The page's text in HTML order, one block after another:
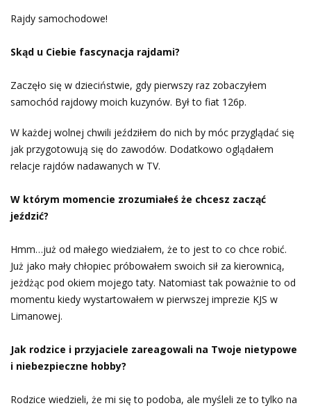
Rajdy samochodowe!
Skąd u Ciebie fascynacja rajdami?
Zaczęło się w dzieciństwie, gdy pierwszy raz zobaczyłem
samochód rajdowy moich kuzynów. Był to fiat 126p.
W każdej wolnej chwili jeździłem do nich by móc przyglądać się
jak przygotowują się do zawodów. Dodatkowo oglądałem
relacje rajdów nadawanych w TV.
W którym momencie zrozumiałeś że chcesz zacząć
jeździć?
Hmm…już od małego wiedziałem, że to jest to co chce robić.
Już jako mały chłopiec próbowałem swoich sił za kierownicą,
jeżdżąc pod okiem mojego taty. Natomiast tak poważnie to od
momentu kiedy wystartowałem w pierwszej imprezie KJS w
Limanowej.
Jak rodzice i przyjaciele zareagowali na Twoje nietypowe
i niebezpieczne hobby?
Rodzice wiedzieli, że mi się to podoba, ale myśleli ze to tylko na